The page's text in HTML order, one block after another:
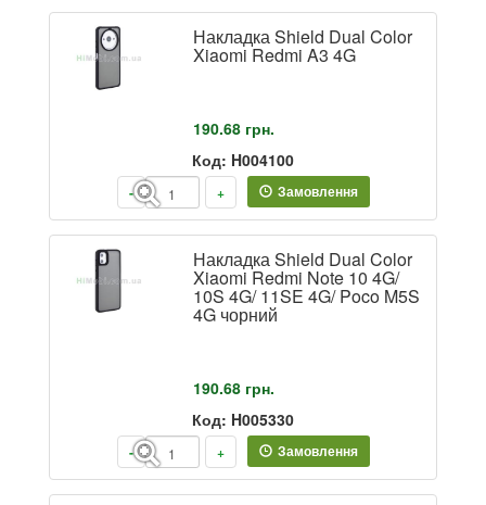
Накладка Shield Dual Color
Xiaomi Redmi A3 4G
190.68 грн.
Код: H004100
- + Замовлення
Накладка Shield Dual Color
Xiaomi Redmi Note 10 4G/
10S 4G/ 11SE 4G/ Poco M5S
4G чорний
190.68 грн.
Код: H005330
- + Замовлення